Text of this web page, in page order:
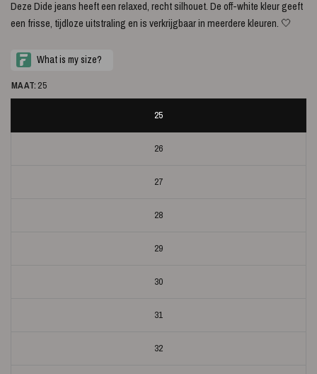
Deze Dide jeans heeft een relaxed, recht silhouet. De off-white kleur geeft
een frisse, tijdloze uitstraling en is verkrijgbaar in meerdere kleuren. 🤍
MAAT: 25
25
26
27
28
29
30
31
32